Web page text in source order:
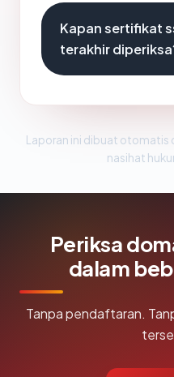
Kapan sertifikat
terakhir
Laporan ini dibuat otomatis
nasihat
Periksa
dalam
Tanpa pendaftaran.